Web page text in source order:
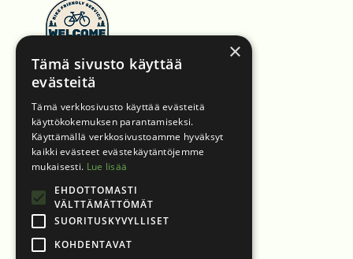
×
Tämä sivusto käyttää
evästeitä
Tämä verkkosivusto käyttää evästeitä
käyttökokemuksen parantamiseksi.
Käyttämällä verkkosivustoamme hyväksyt
kaikki evästeet evästekäytäntöjemme
mukaisesti. Lue lisää
EHDOTTOMASTI
VÄLTTÄMÄTTÖMÄT
SUORITUSKYVYLLISET
KOHDENTAVAT